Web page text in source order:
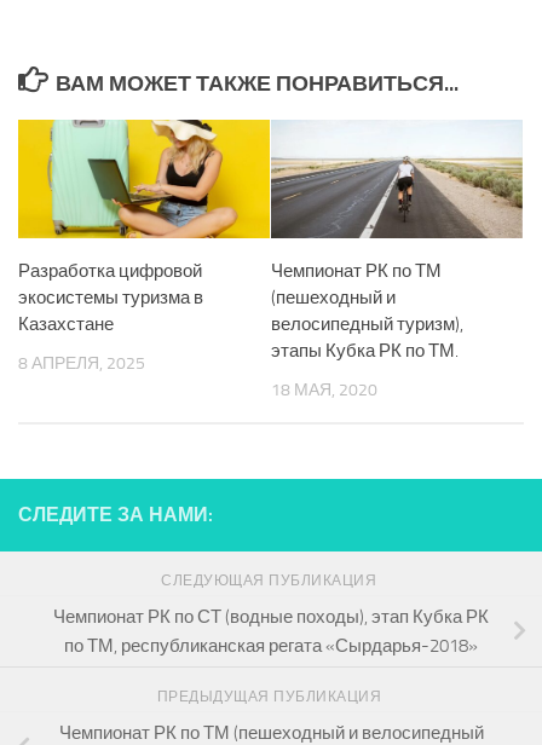
ВАМ МОЖЕТ ТАКЖЕ ПОНРАВИТЬСЯ...
Разработка цифровой
экосистемы туризма в
Казахстане
8 АПРЕЛЯ, 2025
Чемпионат РК по ТМ
(пешеходный и
велосипедный туризм),
этапы Кубка РК по ТМ.
18 МАЯ, 2020
СЛЕДИТЕ ЗА НАМИ:
СЛЕДУЮЩАЯ ПУБЛИКАЦИЯ
Чемпионат РК по СТ (водные походы), этап Кубка РК
по ТМ, республиканская регата «Сырдарья-2018»
ПРЕДЫДУЩАЯ ПУБЛИКАЦИЯ
Чемпионат РК по ТМ (пешеходный и велосипедный